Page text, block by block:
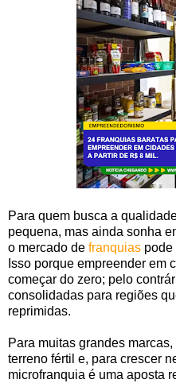
Para quem busca a
pequena, mas ainda sonha
o mercado de franquias pode
Isso porque empreender em
começar do zero; pelo
consolidadas para regiões
reprimidas.
Para muitas grandes
terreno fértil e, para crescer
microfranquia é uma aposta